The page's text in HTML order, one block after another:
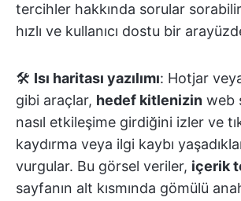
tercihler hakkında sorular
hızlı ve kullanıcı dostu bir
🛠️ Isı haritası yazılımı: Hotjar
gibi araçlar, hedef kitlenizin web
nasıl etkileşime girdiğini izler ve
kaydırma veya ilgi kaybı
vurgular. Bu görsel veriler, içerik
sayfanın alt kısmında gömülü